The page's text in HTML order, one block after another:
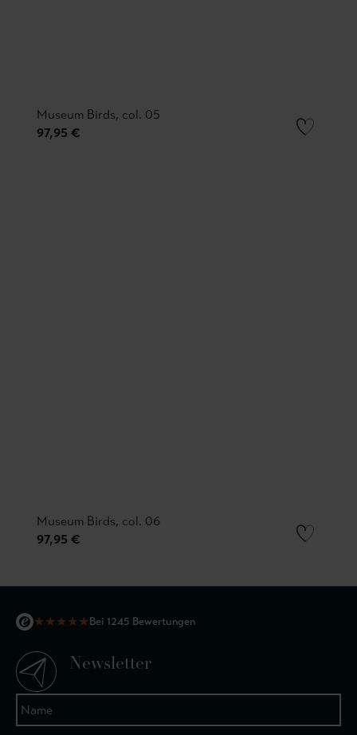
Museum Birds, col. 05
97,95 €
Museum Birds, col. 06
97,95 €
★★★★★Bei 1245 Bewertungen
Newsletter